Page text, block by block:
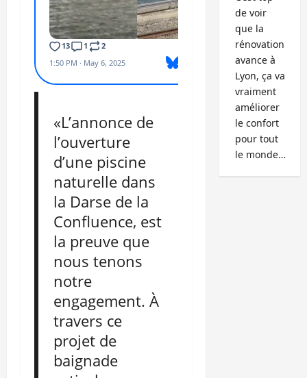
«L’annonce de
l’ouverture
d’une piscine
naturelle dans
la Darse de la
Confluence, est
la preuve que
nous tenons
notre
engagement. À
travers ce
projet de
baignade
de voir
que la
rénovation
avance à
Lyon, ça va
vraiment
améliorer
le confort
pour tout
le monde…